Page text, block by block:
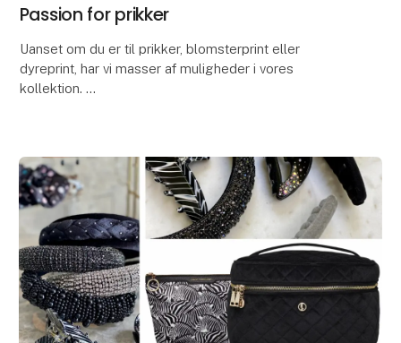
Passion for prikker
Uanset om du er til prikker, blomsterprint eller
dyreprint, har vi masser af muligheder i vores
kollektion.